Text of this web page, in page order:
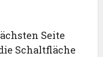
Seite
Schaltfläche